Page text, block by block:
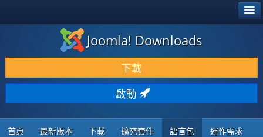
下載 & 擴充
發現 & 學習
社群 & 支援
程式者資源
Joomla! Downloads
下載
啟動
首頁 最新版本 下載 擴充套件 語言包 運作需求